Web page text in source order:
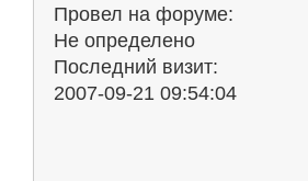
Провел на форуме:
Не определено
Последний визит:
2007-09-21 09:54:04